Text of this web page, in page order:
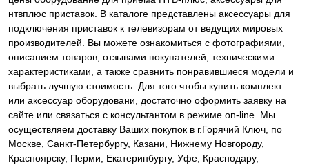
нтвплюс приставок. В каталоге представлены аксессуары для
подключения приставок к телевизорам от ведущих мировых
производителей. Вы можете ознакомиться с фотографиями,
описанием товаров, отзывами покупателей, техническими
характеристиками, а также сравнить понравившиеся модели и
выбрать лучшую стоимость. Для того чтобы купить комплект
или аксессуар оборудовани, достаточно оформить заявку на
сайте или связаться с консультантом в режиме on-line. Мы
осуществляем доставку Ваших покупок в г.Горячий Ключ, по
Москве, Санкт-Петербургу, Казани, Нижнему Новгороду,
Красноярску, Перми, Екатеринбургу, Уфе, Краснодару,